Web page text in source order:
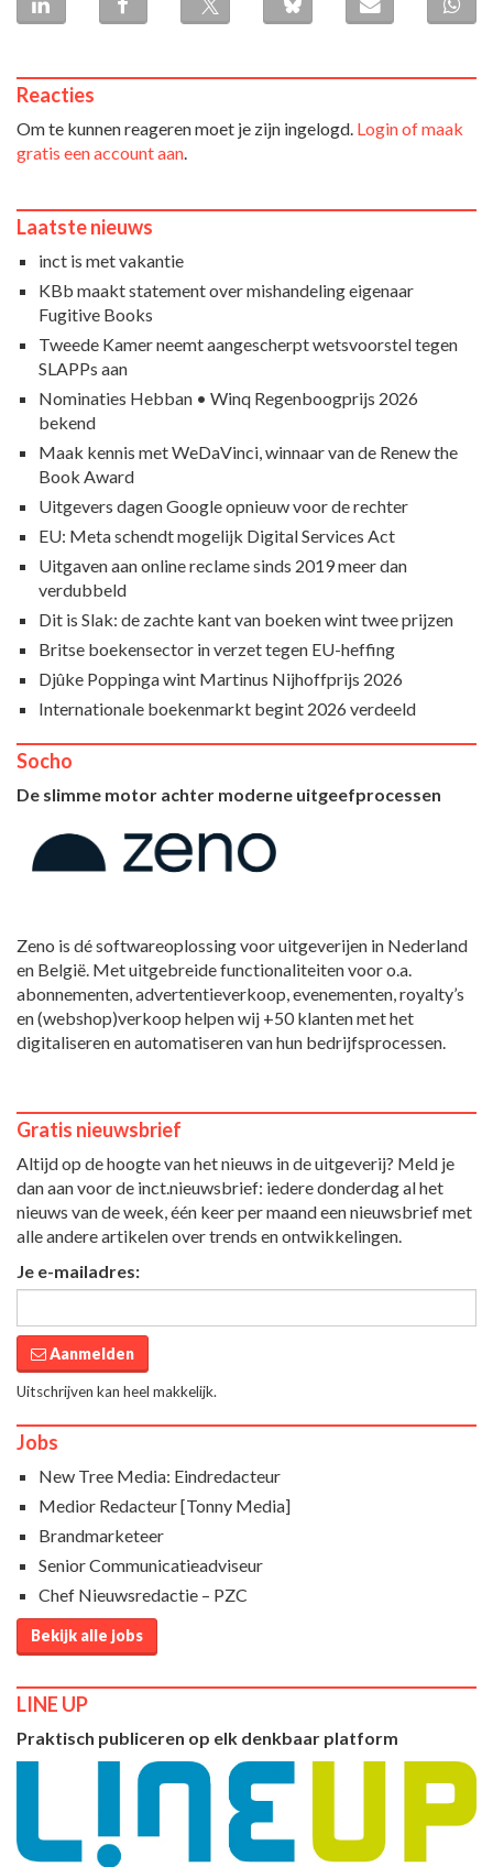
Reacties
Om te kunnen reageren moet je zijn ingelogd. Login of maak
gratis een account aan.
Laatste nieuws
inct is met vakantie
KBb maakt statement over mishandeling eigenaar
Fugitive Books
Tweede Kamer neemt aangescherpt wetsvoorstel tegen
SLAPPs aan
Nominaties Hebban • Winq Regenboogprijs 2026
bekend
Maak kennis met WeDaVinci, winnaar van de Renew the
Book Award
Uitgevers dagen Google opnieuw voor de rechter
EU: Meta schendt mogelijk Digital Services Act
Uitgaven aan online reclame sinds 2019 meer dan
verdubbeld
Dit is Slak: de zachte kant van boeken wint twee prijzen
Britse boekensector in verzet tegen EU-heffing
Djûke Poppinga wint Martinus Nijhoffprijs 2026
Internationale boekenmarkt begint 2026 verdeeld
Socho
De slimme motor achter moderne uitgeefprocessen
Zeno is dé softwareoplossing voor uitgeverijen in Nederland
en België. Met uitgebreide functionaliteiten voor o.a.
abonnementen, advertentieverkoop, evenementen, royalty’s
en (webshop)verkoop helpen wij +50 klanten met het
digitaliseren en automatiseren van hun bedrijfsprocessen.
Gratis nieuwsbrief
Altijd op de hoogte van het nieuws in de uitgeverij? Meld je
dan aan voor de inct.nieuwsbrief: iedere donderdag al het
nieuws van de week, één keer per maand een nieuwsbrief met
alle andere artikelen over trends en ontwikkelingen.
Je e-mailadres:
Aanmelden
Uitschrijven kan heel makkelijk.
Jobs
New Tree Media: Eindredacteur
Medior Redacteur [Tonny Media]
Brandmarketeer
Senior Communicatieadviseur
Chef Nieuwsredactie – PZC
Bekijk alle jobs
LINE UP
Praktisch publiceren op elk denkbaar platform